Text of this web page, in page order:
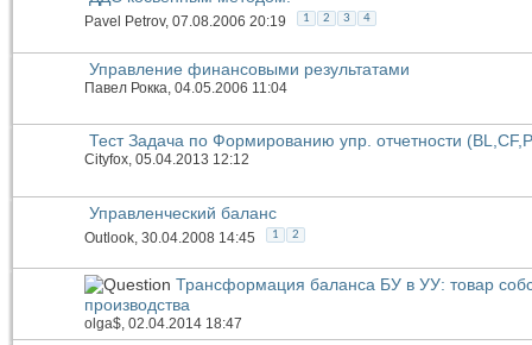
Pavel Petrov, 07.08.2006 20:19 1 2 3 4
Управление финансовыми результатами
Павел Рокка , 04.05.2006 11:04
Тест Задача по Формированию упр. отчетности
Cityfox, 05.04.2013 12:12
Управленческий баланс
Outlook , 30.04.2008 14:45 1 2
Трансформация баланса БУ в УУ: товар
производства
olga$, 02.04.2014 18:47